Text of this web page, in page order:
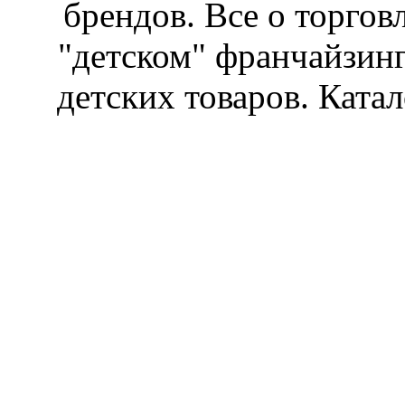
брендов. Все о
"детском"
детских товаров.